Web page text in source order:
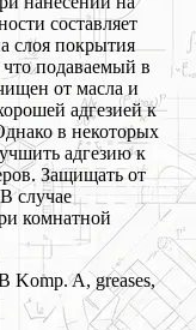
составляет
слоя покрытия
подаваемый в
от масла и
адгезией к
в некоторых
адгезию к
Защищать от
случае
комнатной
Komp. A, greases,